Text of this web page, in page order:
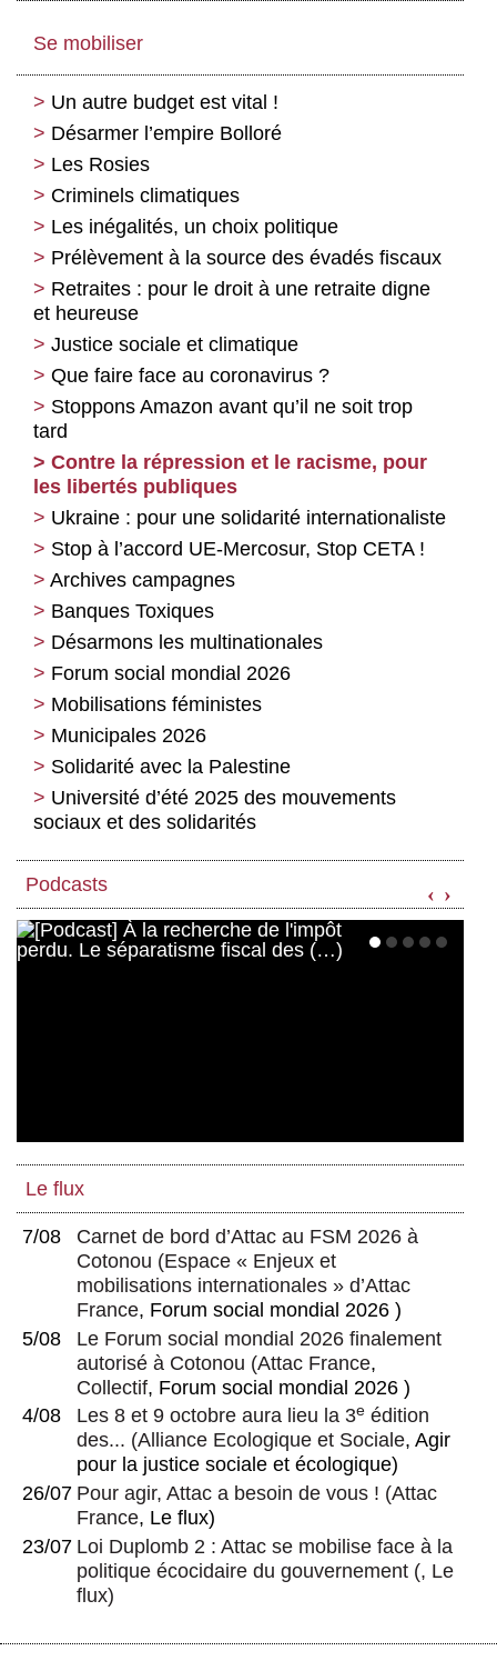
Se mobiliser
Un autre budget est vital !
Désarmer l’empire Bolloré
Les Rosies
Criminels climatiques
Les inégalités, un choix politique
Prélèvement à la source des évadés fiscaux
Retraites : pour le droit à une retraite digne
et heureuse
Justice sociale et climatique
Que faire face au coronavirus ?
Stoppons Amazon avant qu’il ne soit trop
tard
Contre la répression et le racisme, pour
les libertés publiques
Ukraine : pour une solidarité internationaliste
Stop à l’accord UE-Mercosur, Stop CETA !
Archives campagnes
Banques Toxiques
Désarmons les multinationales
Forum social mondial 2026
Mobilisations féministes
Municipales 2026
Solidarité avec la Palestine
Université d’été 2025 des mouvements
sociaux et des solidarités
Podcasts ‹ ›
Le flux
7/08
Carnet de bord d’Attac au FSM 2026 à
Cotonou (Espace « Enjeux et
mobilisations internationales » d’Attac
France, Forum social mondial 2026 )
5/08
Le Forum social mondial 2026 finalement
autorisé à Cotonou (Attac France,
Collectif, Forum social mondial 2026 )
4/08
Les 8 et 9 octobre aura lieu la 3e édition
des... (Alliance Ecologique et Sociale, Agir
pour la justice sociale et écologique)
26/07 Pour agir, Attac a besoin de vous ! (Attac
France, Le flux)
23/07 Loi Duplomb 2 : Attac se mobilise face à la
politique écocidaire du gouvernement (, Le
flux)